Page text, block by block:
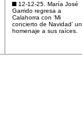
12-12-25. María José
Garrido regresa a
Calahorra con ‘Mi
concierto de Navidad’ un
homenaje a sus raíces.